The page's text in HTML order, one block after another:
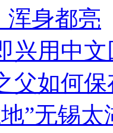
浑身都亮
兴用中
父如何
”无锡